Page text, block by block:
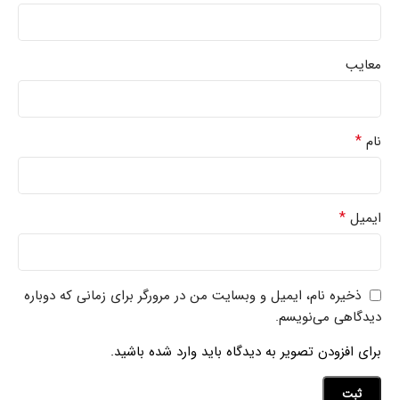
معایب
نام *
ایمیل *
ذخیره نام، ایمیل و وبسایت من در مرورگر برای زمانی که دوباره
دیدگاهی می‌نویسم.
برای افزودن تصویر به دیدگاه باید وارد شده باشید.